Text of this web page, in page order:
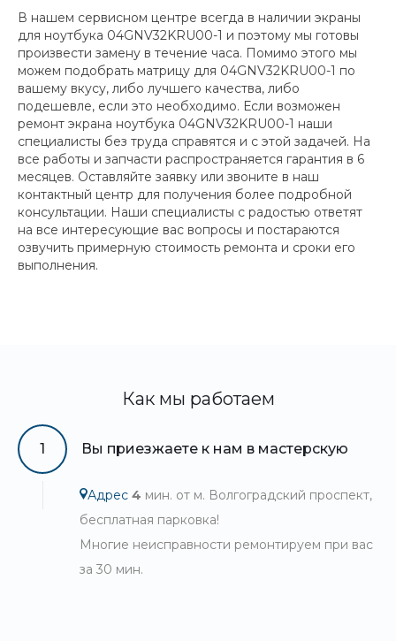
В нашем сервисном центре всегда в наличии экраны
для ноутбука 04GNV32KRU00-1 и поэтому мы готовы
произвести замену в течение часа. Помимо этого мы
можем подобрать матрицу для 04GNV32KRU00-1 по
вашему вкусу, либо лучшего качества, либо
подешевле, если это необходимо. Если возможен
ремонт экрана ноутбука 04GNV32KRU00-1 наши
специалисты без труда справятся и с этой задачей. На
все работы и запчасти распространяется гарантия в 6
месяцев. Оставляйте заявку или звоните в наш
контактный центр для получения более подробной
консультации. Наши специалисты с радостью ответят
на все интересующие вас вопросы и постараются
озвучить примерную стоимость ремонта и сроки его
выполнения.
Как мы работаем
1 Вы приезжаете к нам в мастерскую
Адрес 4 мин. от м. Волгоградский проспект,
бесплатная парковка!
Многие неисправности ремонтируем при вас
за 30 мин.